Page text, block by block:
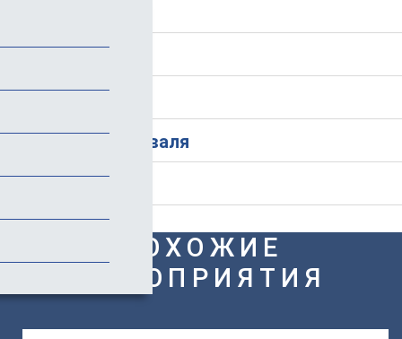
История фестиваля
ПОХОЖИЕ
МЕРОПРИЯТИЯ